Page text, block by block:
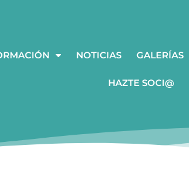
NOTICIAS GALERÍAS
HAZTE SOCI@